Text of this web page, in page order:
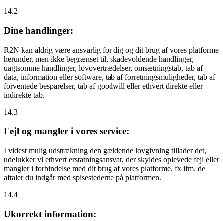
14.2
Dine handlinger:
R2N kan aldrig være ansvarlig for dig og dit brug af vores platforme
herunder, men ikke begrænset til, skadevoldende handlinger,
uagtsomme handlinger, lovovertrædelser, omsætningstab, tab af
data, information eller software, tab af forretningsmuligheder, tab af
forventede besparelser, tab af goodwill eller ethvert direkte eller
indirekte tab.
14.3
Fejl og mangler i vores service:
I videst mulig udstrækning den gældende lovgivning tillader det,
udelukker vi ethvert erstatningsansvar, der skyldes oplevede fejl eller
mangler i forbindelse med dit brug af vores platforme, fx ifm. de
aftaler du indgår med spisestederne på platformen.
14.4
Ukorrekt information: